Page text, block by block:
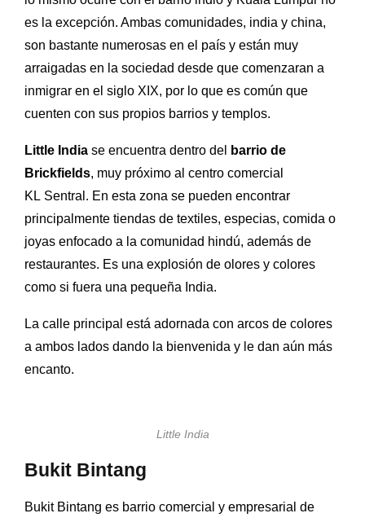
es la excepción. Ambas comunidades, india y china,
son bastante numerosas en el país y están muy
arraigadas en la sociedad desde que comenzaran a
inmigrar en el siglo XIX, por lo que es común que
cuenten con sus propios barrios y templos.
Little India se encuentra dentro del
barrio de
Brickfields, muy próximo al centro comercial
KL Sentral. En esta zona se pueden encontrar
principalmente tiendas de textiles, especias, comida o
joyas enfocado a la comunidad hindú, además de
restaurantes. Es una explosión de olores y colores
como si fuera una pequeña India.
La calle principal está adornada con arcos de colores
a ambos lados dando la bienvenida y le dan aún más
encanto.
Little India
Bukit Bintang
Bukit Bintang es barrio comercial y empresarial de